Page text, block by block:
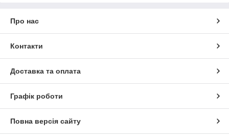
Про нас
Контакти
Доставка та оплата
Графік роботи
Повна версія сайту